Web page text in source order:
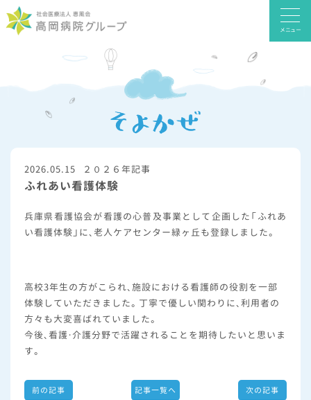
メニュー
2026.05.15 ２０２６年記事
ふれあい看護体験
兵庫県看護協会が看護の心普及事業として企画した「ふれあ
い看護体験」に、老人ケアセンター緑ヶ丘も登録しました。
高校3年生の方がこられ、施設における看護師の役割を一部
体験していただきました。丁寧で優しい関わりに、利用者の
方々も大変喜ばれていました。
今後、看護・介護分野で活躍されることを期待したいと思いま
す。
前の記事 次の記事
記事一覧へ